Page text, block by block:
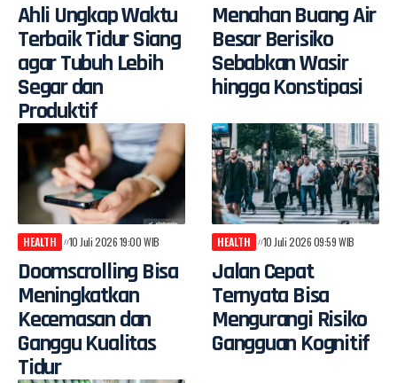
Ahli Ungkap Waktu
Terbaik Tidur Siang
agar Tubuh Lebih
Segar dan
Produktif
Menahan Buang Air
Besar Berisiko
Sebabkan Wasir
hingga Konstipasi
HEALTH 10 Juli 2026 19:00 WIB
Doomscrolling Bisa
Meningkatkan
Kecemasan dan
Ganggu Kualitas
Tidur
HEALTH 10 Juli 2026 09:59 WIB
Jalan Cepat
Ternyata Bisa
Mengurangi Risiko
Gangguan Kognitif